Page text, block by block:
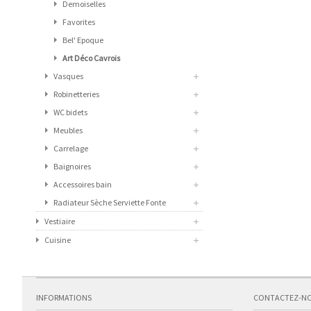
Demoiselles
Favorites
Bel' Epoque
Art Déco Cavrois
Vasques
Robinetteries
WC bidets
Meubles
Carrelage
Baignoires
Accessoires bain
Radiateur Sèche Serviette Fonte
Vestiaire
Cuisine
INFORMATIONS CONTACTEZ-